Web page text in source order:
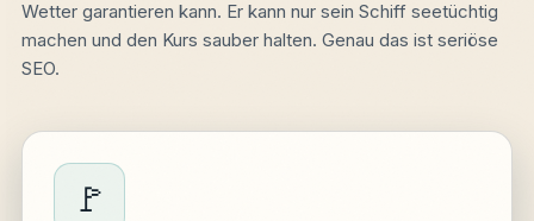
Wetter garantieren kann. Er kann nur sein Schiff seetüchtig
machen und den Kurs sauber halten. Genau das ist seriöse
SEO.
🚩